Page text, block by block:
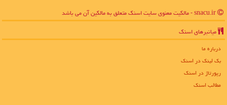
میانبرهای اسنك
درباره ما
بک لینک در اسنك
رپورتاژ در اسنك
مطالب اسنك